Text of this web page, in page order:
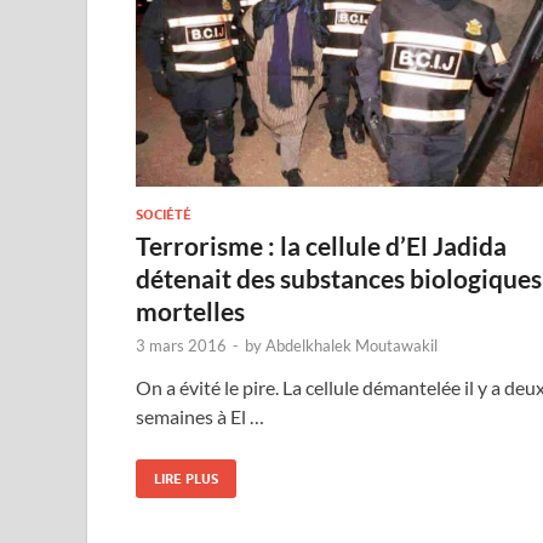
SOCIÉTÉ
Terrorisme : la cellule d’El Jadida
détenait des substances biologiques
mortelles
3 mars 2016 - byAbdelkhalek Moutawakil
On a évité le pire. La cellule démantelée il y a
semaines à El …
LIRE PLUS